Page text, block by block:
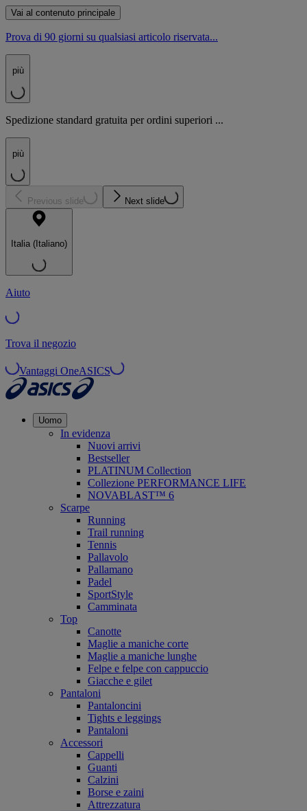
Vai al contenuto principale
Prova di 90 giorni su qualsiasi articolo riservata...
più
Spedizione standard gratuita per ordini superiori ...
più
Previous slide Next slide
Italia (Italiano)
Aiuto
Trova il negozio
Vantaggi OneASICS
Uomo
In evidenza
Nuovi arrivi
Bestseller
PLATINUM Collection
Collezione PERFORMANCE LIFE
NOVABLAST™ 6
Scarpe
Running
Trail running
Tennis
Pallavolo
Pallamano
Padel
SportStyle
Camminata
Top
Canotte
Maglie a maniche corte
Maglie a maniche lunghe
Felpe e felpe con cappuccio
Giacche e gilet
Pantaloni
Pantaloncini
Tights e leggings
Pantaloni
Accessori
Cappelli
Guanti
Calzini
Borse e zaini
Attrezzatura